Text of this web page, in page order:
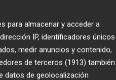
entonces
que en
es lo mismo:
a 22,50
para almacenar y acceder a
IP, identificadores únicos
medir anuncios y contenido,
de terceros (1913) también
datos de geolocalización